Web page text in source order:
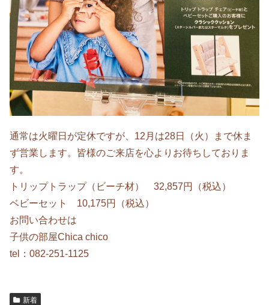
通常は火曜日が定休ですが、12月は28日（火）まで休ま
ず営業します。皆様のご来店を心よりお待ちしておりま
す。
トリップトラップ（ビーチ材） 32,857円（税込）
ベビーセット 10,175円（税込）
お問い合わせは
子供の部屋Chica chico
tel：082-251-1125
新着